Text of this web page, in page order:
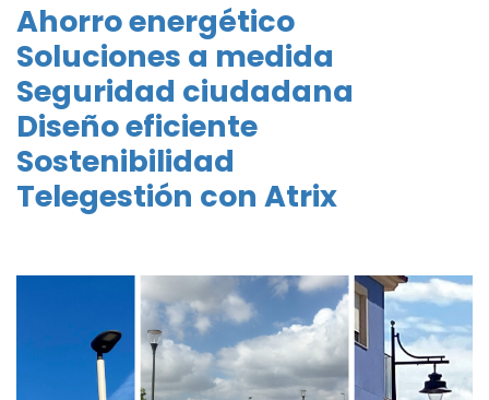
Ahorro energético
Soluciones a medida
Seguridad ciudadana
Diseño eficiente
Sostenibilidad
Telegestión con Atrix